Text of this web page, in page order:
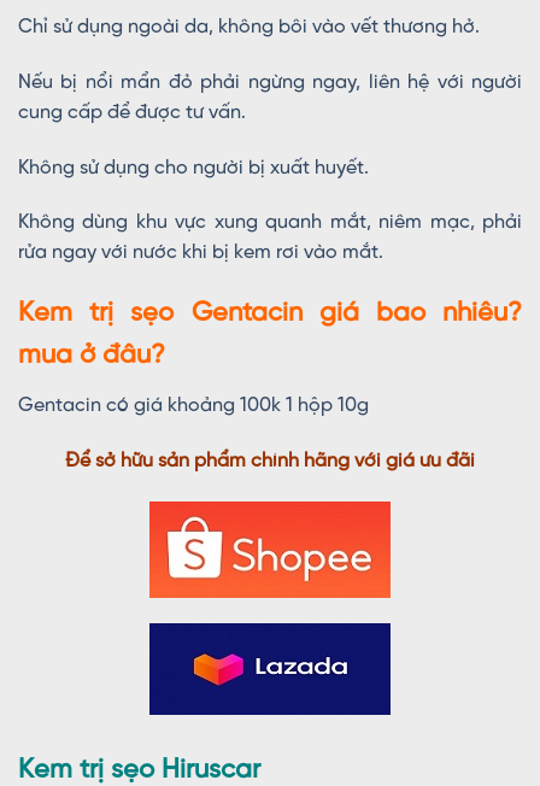
Chỉ sử dụng ngoài da, không bôi vào vết thương hở.
Nếu bị nổi mẩn đỏ phải ngừng ngay, liên hệ với người
cung cấp để được tư vấn.
Không sử dụng cho người bị xuất huyết.
Không dùng khu vực xung quanh mắt, niêm mạc, phải
rửa ngay với nước khi bị kem rơi vào mắt.
Kem trị sẹo Gentacin giá bao nhiêu?
mua ở đâu?
Gentacin có giá khoảng 100k 1 hộp 10g
Để sở hữu sản phẩm chính hãng với giá ưu đãi
Kem trị sẹo Hiruscar